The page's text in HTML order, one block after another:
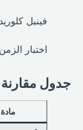
فينيل
اختبار الزمن.
جدول مقارنة
مادة